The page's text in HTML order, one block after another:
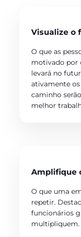
Visualize o
O que as
motivado por
levará no
ativamente
caminho
melhor
Amplifique
O que uma
repetir.
funcionários
multipliquem.